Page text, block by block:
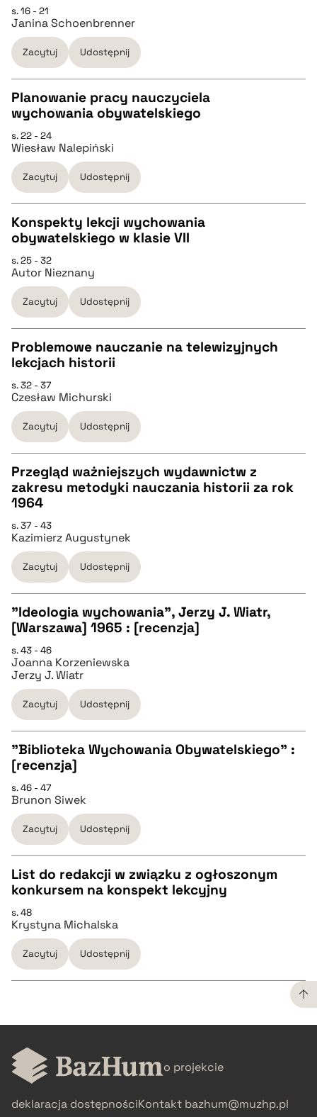
pobierz cytat
BIBTEX
pobierz cytat
s. 16 - 21
Janina Schoenbrenner
Zacytuj Udostępnij
CZYSTY TEKST
pobierz cytat
BIBTEX
pobierz cytat
Planowanie pracy nauczyciela
wychowania obywatelskiego
s. 22 - 24
Wiesław Nalepiński
Zacytuj Udostępnij
CZYSTY TEKST
pobierz cytat
BIBTEX
pobierz cytat
Konspekty lekcji wychowania
obywatelskiego w klasie VII
s. 25 - 32
Autor Nieznany
Zacytuj Udostępnij
CZYSTY TEKST
pobierz cytat
BIBTEX
pobierz cytat
Problemowe nauczanie na telewizyjnych
lekcjach historii
s. 32 - 37
Czesław Michurski
Zacytuj Udostępnij
CZYSTY TEKST
pobierz cytat
BIBTEX
pobierz cytat
Przegląd ważniejszych wydawnictw z
zakresu metodyki nauczania historii za rok
1964
s. 37 - 43
Kazimierz Augustynek
Zacytuj Udostępnij
CZYSTY TEKST
pobierz cytat
BIBTEX
pobierz cytat
"Ideologia wychowania", Jerzy J. Wiatr,
[Warszawa] 1965 : [recenzja]
s. 43 - 46
Joanna Korzeniewska
Jerzy J. Wiatr
Zacytuj Udostępnij
CZYSTY TEKST
pobierz cytat
BIBTEX
"Biblioteka Wychowania Obywatelskiego" :
[recenzja]
s. 46 - 47
Brunon Siwek
Zacytuj Udostępnij
pobierz cytat
BIBTEX
pobierz cytat
List do redakcji w związku z ogłoszonym
konkursem na konspekt lekcyjny
s. 48
Krystyna Michalska
Zacytuj Udostępnij
CZYSTY TEKST
pobierz cytat
BIBTEX
o projekcie
deklaracja dostępnościKontakt bazhum@muzhp.pl